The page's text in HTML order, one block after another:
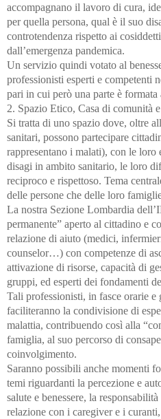
accompagnano il lavoro di cura,
per quella persona, qual è il suo
controtendenza rispetto ai
dall’emergenza pandemica.
Un servizio quindi votato al
professionisti esperti e competenti
pari in cui però una parte è formata
2. Spazio Etico, Casa di comunità
Si tratta di uno spazio dove, oltre
sanitari, possono partecipare
rappresentano i malati), con le loro
disagi in ambito sanitario, le loro
reciproco e rispettoso. Tema
delle persone che delle loro
La nostra Sezione Lombardia
permanente” aperto al cittadino e
relazione di aiuto (medici,
counselor…) con competenze di
attivazione di risorse, capacità di
gruppi, ed esperti dei fondamenti
Tali professionisti, in fasce orarie e
faciliteranno la condivisione di
malattia, contribuendo così alla
famiglia, al suo percorso di
coinvolgimento.
Saranno possibili anche momenti
temi riguardanti la percezione e
salute e benessere, la
relazione con i caregiver e i